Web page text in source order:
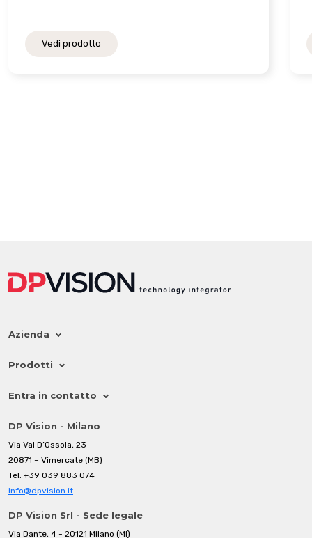
Vedi prodotto
Azienda
Prodotti
Entra in contatto
DP Vision - Milano
Via Val D’Ossola, 23
20871 – Vimercate (MB)
Tel. +39 039 883 074
info@dpvision.it
DP Vision Srl - Sede legale
Via Dante, 4 - 20121 Milano (MI)